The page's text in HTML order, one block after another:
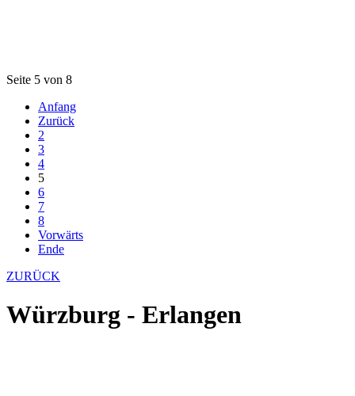
Seite 5 von 8
Anfang
Zurück
2
3
4
5
6
7
8
Vorwärts
Ende
ZURÜCK
Würzburg - Erlangen